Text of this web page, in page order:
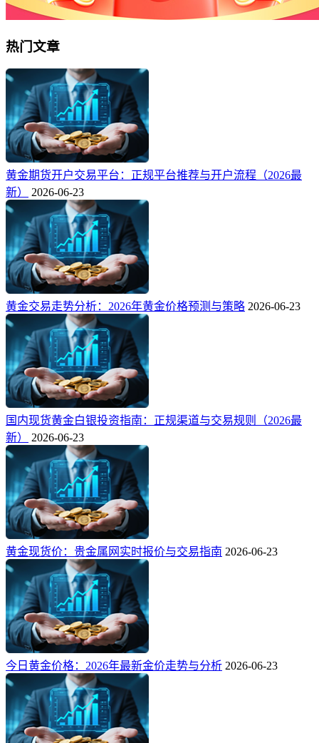
热门文章
黄金期货开户交易平台：正规平台推荐与开户流程（2026最
新）
2026-06-23
黄金交易走势分析：2026年黄金价格预测与策略 2026-06-23
国内现货黄金白银投资指南：正规渠道与交易规则（2026最
新）
2026-06-23
黄金现货价：贵金属网实时报价与交易指南 2026-06-23
今日黄金价格：2026年最新金价走势与分析 2026-06-23